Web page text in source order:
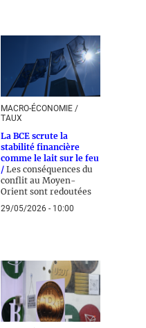
MACRO-ÉCONOMIE /
TAUX
La BCE scrute la
stabilité financière
comme le lait sur le feu
/ Les conséquences du
conflit au Moyen-
Orient sont redoutées
29/05/2026 - 10:00